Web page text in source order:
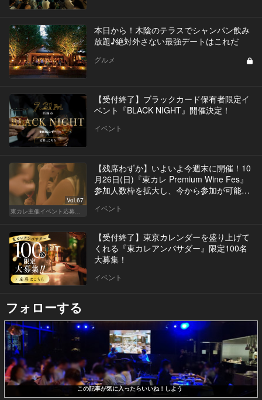
本日から！木陰のテラスでシャンパン飲み
放題♪絶対外さない最強デートはこれだ
グルメ
【受付終了】ブラックカード保有者限定イ
ベント『BLACK NIGHT』開催決定！
イベント
Vol.67
【残席わずか】いよいよ今週末に開催！10
月26日(日)『東カレ Premium Wine Fes』
参加人数枠を拡大し、今から参加が可能
イベント
【受付終了】東京カレンダーを盛り上げて
くれる『東カレアンバサダー』限定100名
大募集！
イベント
フォローする
この記事が気に入ったらいいね！しよう